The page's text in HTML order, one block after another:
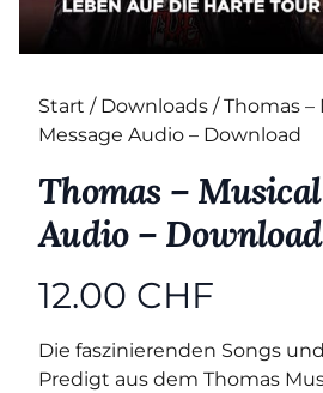
Start / Downloads / Thomas –
Message Audio – Download
Thomas –
Audio – Download
12.00 CHF
Die faszinierenden Songs
Predigt aus dem Thomas